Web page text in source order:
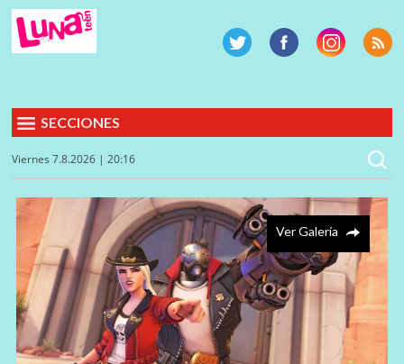
SECCIONES
Viernes 7.8.2026 | 20:16
Ver Galería